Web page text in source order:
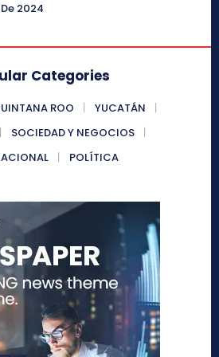
2024
Categories
ROO
YUCATÁN
SOCIEDAD Y NEGOCIOS
POLÍTICA